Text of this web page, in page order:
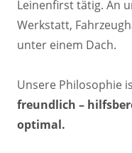
Leinenfirst tätig. An
Werkstatt,
unter einem Dach.
freundlich –